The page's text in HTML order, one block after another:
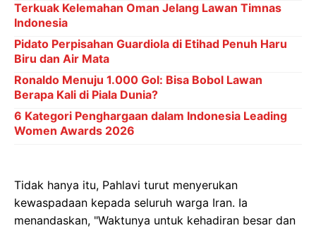
Terkuak Kelemahan Oman Jelang Lawan Timnas
Indonesia
Pidato Perpisahan Guardiola di Etihad Penuh Haru
Biru dan Air Mata
Ronaldo Menuju 1.000 Gol: Bisa Bobol Lawan
Berapa Kali di Piala Dunia?
6 Kategori Penghargaan dalam Indonesia Leading
Women Awards 2026
Tidak hanya itu, Pahlavi turut menyerukan
kewaspadaan kepada seluruh warga Iran. Ia
menandaskan, "Waktunya untuk kehadiran besar dan